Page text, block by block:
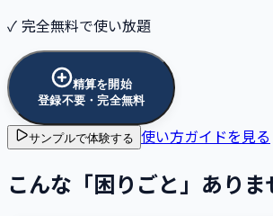
✓ 完全無料で使い放題
精算を開始
登録不要・完全無料
サンプルで体験する 使い方ガイドを見る
こんな「困りごと」ありま